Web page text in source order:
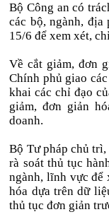
Bộ Công an có
các bộ, ngành, địa
15/6 để xem xét,
Về cắt giảm, đơn
Chính phủ giao
khai các chỉ đạo
giảm, đơn giản
doanh.
Bộ Tư pháp chủ
rà soát thủ tục
ngành, lĩnh vực để
hóa dựa trên dữ
thủ tục đơn giản